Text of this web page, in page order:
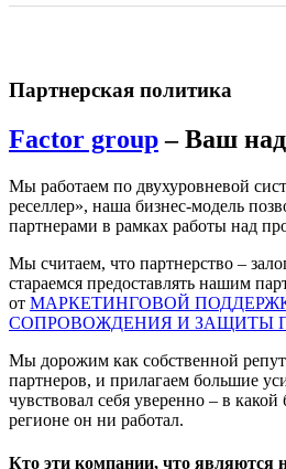
Партнерская политика
Factor group– Ваш
Мы работаем по двухуровневой
реселлер», наша бизнес-модель
партнерами в рамках работы над
Мы считаем, что партнерство –
стараемся предоставлять нашим
от МАРКЕТИНГОВОЙ
СОПРОВОЖДЕНИЯ И ЗАЩИТЫ
Мы дорожим как собственной
партнеров, и прилагаем большие
чувствовал себя уверенно – в
регионе он ни работал.
Кто эти компании, что являются